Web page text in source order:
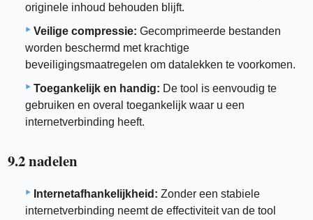
originele inhoud behouden blijft.
Veilige compressie: Gecomprimeerde bestanden
worden beschermd met krachtige
beveiligingsmaatregelen om datalekken te voorkomen.
Toegankelijk en handig: De tool is eenvoudig te
gebruiken en overal toegankelijk waar u een
internetverbinding heeft.
9.2 nadelen
Internetafhankelijkheid: Zonder een stabiele
internetverbinding neemt de effectiviteit van de tool